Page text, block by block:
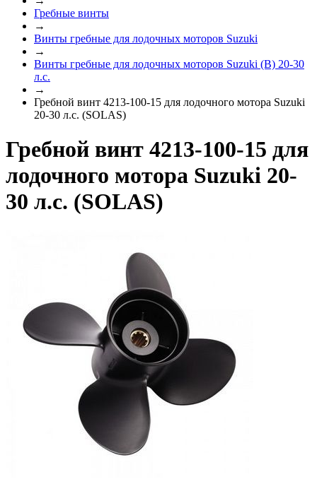
Гребные винты
→
Винты гребные для лодочных моторов Suzuki
→
Винты гребные для лодочных моторов Suzuki (B) 20-30
л.с.
→
Гребной винт 4213-100-15 для лодочного мотора Suzuki
20-30 л.с. (SOLAS)
Гребной винт 4213-100-15 для
лодочного мотора Suzuki 20-
30 л.с. (SOLAS)